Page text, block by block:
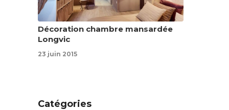
Décoration chambre mansardée
Longvic
23 juin 2015
Catégories